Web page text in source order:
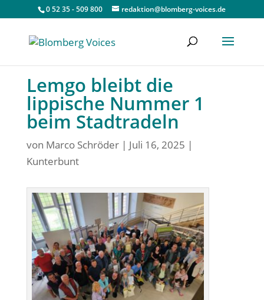
0 52 35 - 509 800 redaktion@blomberg-voices.de
Lemgo bleibt die
lippische Nummer 1
beim Stadtradeln
von Marco Schröder| Juli 16, 2025 |
Kunterbunt